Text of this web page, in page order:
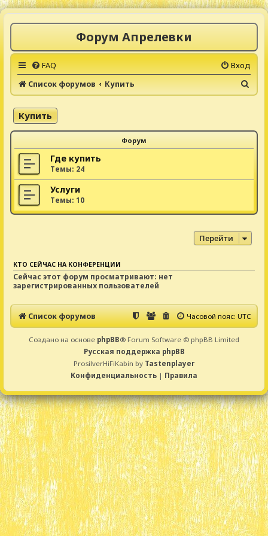
Форум Апрелевки
FAQ
Вход
Список форумов
Купить
о
с
Купить
Форум
Где купить
Темы: 24
Услуги
Темы: 10
Перейти
КТО СЕЙЧАС НА КОНФЕРЕНЦИИ
Сейчас этот форум просматривают: нет
зарегистрированных пользователей
Список форумов Часовой пояс:UTC
Создано на основе phpBB® Forum Software © phpBB Limited
Русская поддержка phpBB
ProsilverHiFiKabin by Tastenplayer
Конфиденциальность | Правила